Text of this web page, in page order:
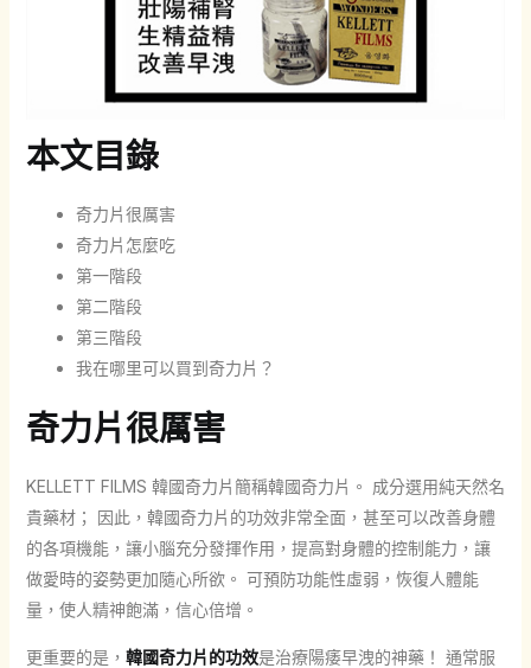
本文目錄
奇力片很厲害
奇力片怎麼吃
第一階段
第二階段
第三階段
我在哪里可以買到奇力片？
奇力片很厲害
KELLETT FILMS 韓國奇力片簡稱韓國奇力片。 成分選用純天然名
貴藥材； 因此，韓國奇力片的功效非常全面，甚至可以改善身體
的各項機能，讓小腦充分發揮作用，提高對身體的控制能力，讓
做愛時的姿勢更加隨心所欲。 可預防功能性虛弱，恢復人體能
量，使人精神飽滿，信心倍增。
更重要的是， 韓國奇力片的功效是治療陽痿早洩的神藥！ 通常服